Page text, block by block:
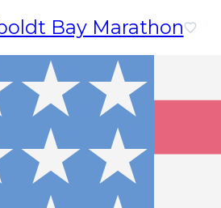
Bay Marathon